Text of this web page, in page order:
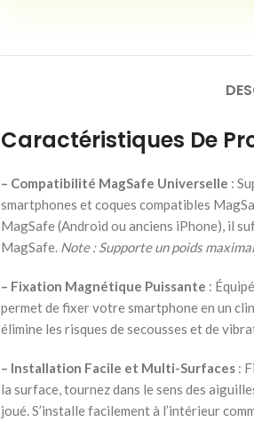
Caractéristiques De
– Compatibilité MagSafe Universelle :
smartphones et coques compatibles
MagSafe (Android ou anciens iPhone), il
MagSafe. Note : Supporte un poids
– Fixation Magnétique Puissante :
permet de fixer votre smartphone en un
élimine les risques de secousses et de
– Installation Facile et Multi-Surfaces :
la surface, tournez dans le sens des
joué. S’installe facilement à l’intérieur